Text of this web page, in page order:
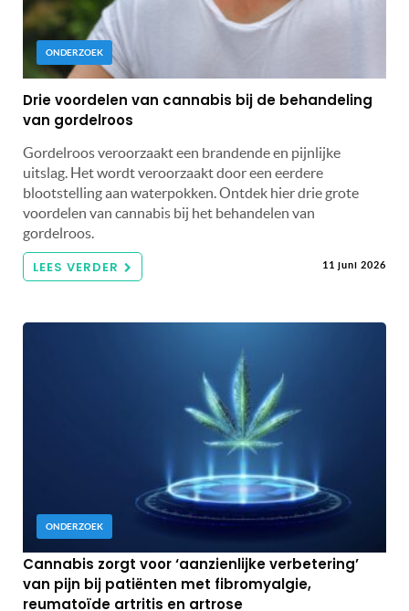
ONDERZOEK
Drie voordelen van cannabis bij de behandeling
van gordelroos
Gordelroos veroorzaakt een brandende en pijnlijke
uitslag. Het wordt veroorzaakt door een eerdere
blootstelling aan waterpokken. Ontdek hier drie grote
voordelen van cannabis bij het behandelen van
gordelroos.
LEES VERDER 11 juni 2026
ONDERZOEK
Cannabis zorgt voor ‘aanzienlijke verbetering’
van pijn bij patiënten met fibromyalgie,
reumatoïde artritis en artrose